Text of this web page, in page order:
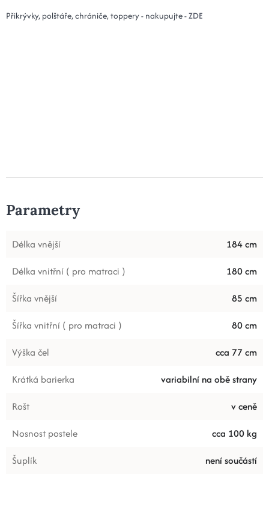
Přikrývky, polštáře, chrániče, toppery - nakupujte -ZDE
Parametry
Délka vnější
184 cm
Délka vnitřní ( pro matraci )
180 cm
Šířka vnější
85 cm
Šířka vnitřní ( pro matraci )
80 cm
Výška čel
cca 77 cm
Krátká barierka
variabilní na obě strany
Rošt
v ceně
Nosnost postele
cca 100 kg
Šuplík
není součástí